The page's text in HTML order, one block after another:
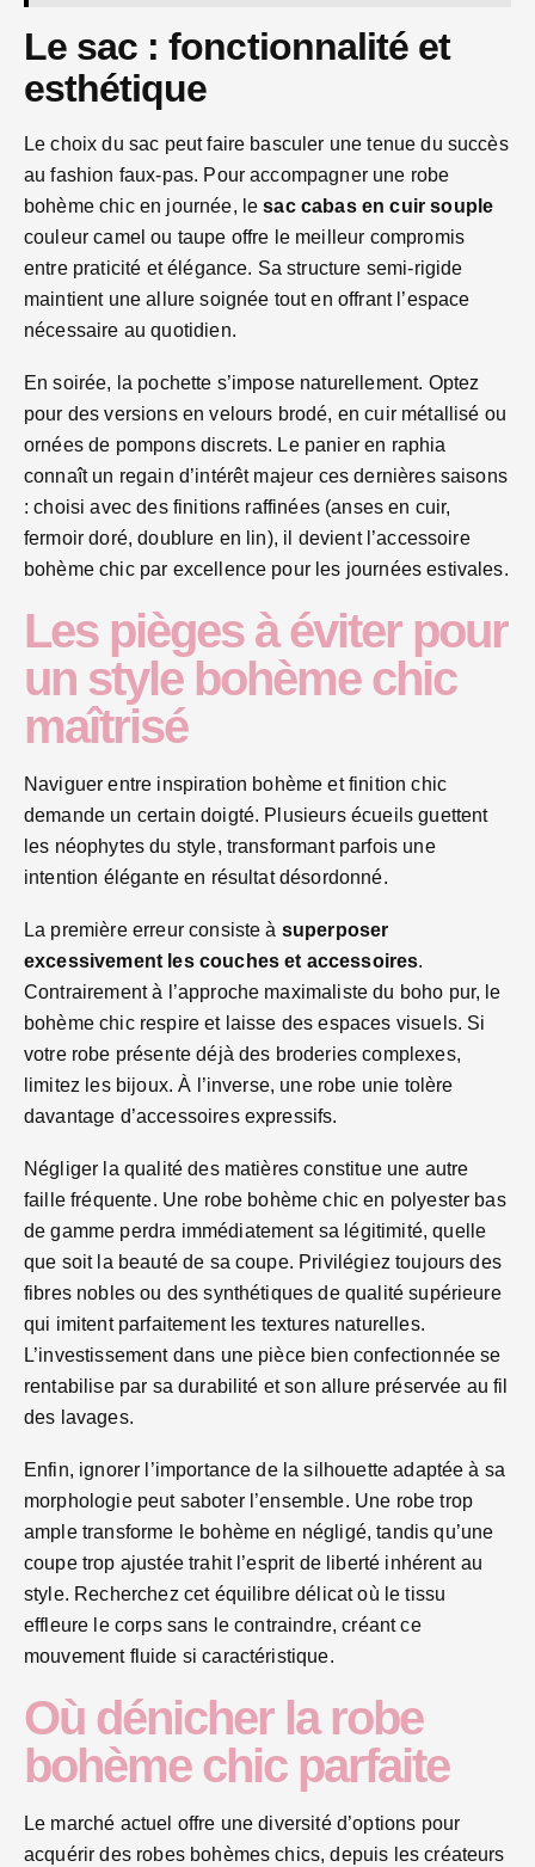
Le sac : fonctionnalité et
esthétique
Le choix du sac peut faire basculer une tenue du succès
au fashion faux-pas. Pour accompagner une robe
bohème chic en journée, lesac cabas en cuir souple
couleur camel ou taupe offre le meilleur compromis
entre praticité et élégance. Sa structure semi-rigide
maintient une allure soignée tout en offrant l’espace
nécessaire au quotidien.
En soirée, la pochette s’impose naturellement. Optez
pour des versions en velours brodé, en cuir métallisé ou
ornées de pompons discrets. Le panier en raphia
connaît un regain d’intérêt majeur ces dernières saisons
: choisi avec des finitions raffinées (anses en cuir,
fermoir doré, doublure en lin), il devient l’accessoire
bohème chic par excellence pour les journées estivales.
Les pièges à éviter pour
un style bohème chic
maîtrisé
Naviguer entre inspiration bohème et finition chic
demande un certain doigté. Plusieurs écueils guettent
les néophytes du style, transformant parfois une
intention élégante en résultat désordonné.
La première erreur consiste à superposer
excessivement les couches et accessoires.
Contrairement à l’approche maximaliste du boho pur, le
bohème chic respire et laisse des espaces visuels. Si
votre robe présente déjà des broderies complexes,
limitez les bijoux. À l’inverse, une robe unie tolère
davantage d’accessoires expressifs.
Négliger la qualité des matières constitue une autre
faille fréquente. Une robe bohème chic en polyester bas
de gamme perdra immédiatement sa légitimité, quelle
que soit la beauté de sa coupe. Privilégiez toujours des
fibres nobles ou des synthétiques de qualité supérieure
qui imitent parfaitement les textures naturelles.
L’investissement dans une pièce bien confectionnée se
rentabilise par sa durabilité et son allure préservée au fil
des lavages.
Enfin, ignorer l’importance de la silhouette adaptée à sa
morphologie peut saboter l’ensemble. Une robe trop
ample transforme le bohème en négligé, tandis qu’une
coupe trop ajustée trahit l’esprit de liberté inhérent au
style. Recherchez cet équilibre délicat où le tissu
effleure le corps sans le contraindre, créant ce
mouvement fluide si caractéristique.
Où dénicher la robe
bohème chic parfaite
Le marché actuel offre une diversité d’options pour
acquérir des robes bohèmes chics, depuis les créateurs